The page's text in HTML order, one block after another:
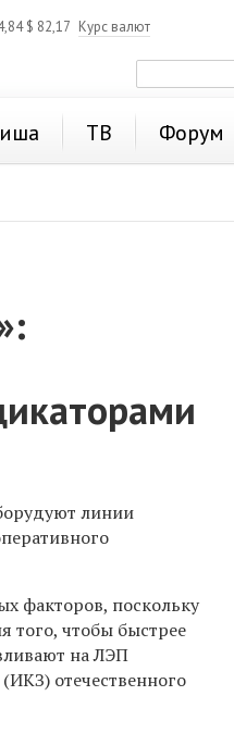
$ 82,17 Курс валют
ТВ Форум
линии
факторов, поскольку
того, чтобы быстрее
на ЛЭП
отечественного